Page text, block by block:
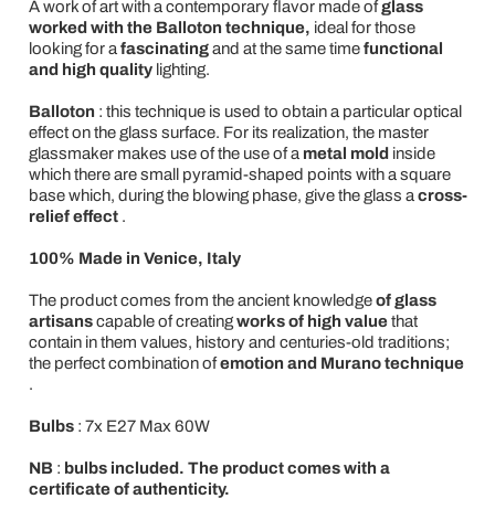
A work of art with a contemporary flavor made ofglass
worked with the Balloton technique, ideal for those
looking for a fascinatingand at the same timefunctional
and high qualitylighting.
Balloton : this technique is used to obtain a particular optical
effect on the glass surface. For its realization, the master
glassmaker makes use of the use of a metal mold inside
which there are small pyramid-shaped points with a square
base which, during the blowing phase, give the glass a cross-
relief effect.
100% Made in Venice, Italy
The product comes from the ancient knowledgeof glass
artisanscapable of creatingworks of high valuethat
contain in them values, history and centuries-old traditions;
the perfect combination ofemotion and Murano technique
.
Bulbs: 7x E27 Max 60W
NB: bulbs included. The product comes with a
certificate of authenticity.